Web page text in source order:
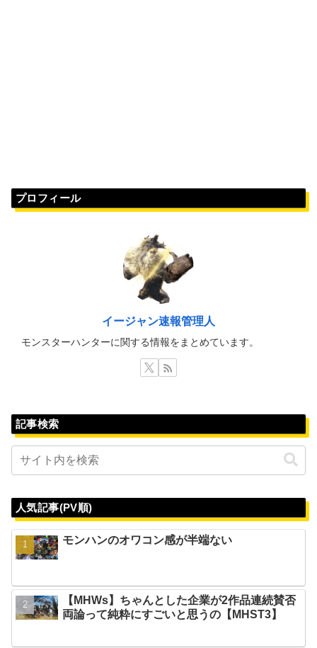
プロフィール
イージャン速報管理人
モンスターハンターに関する情報をまとめています。
記事検索
人気記事(PV順)
モンハンのオワコン感が半端ない
【MHWs】ちゃんとした企業が2作品連続賛否
両論って純粋にすごいと思うの【MHST3】